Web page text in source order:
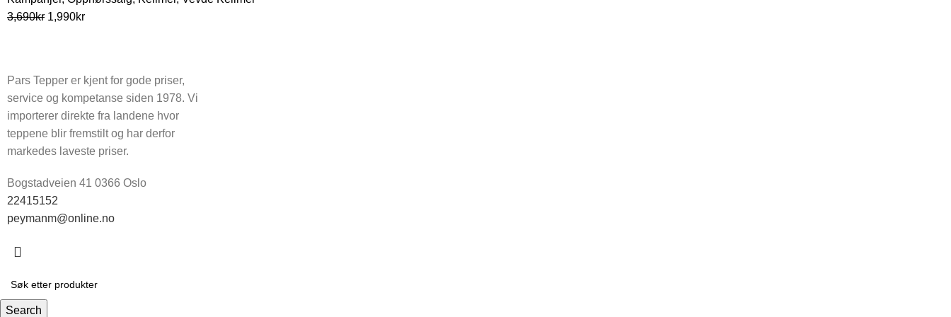
3,690kr 1,990kr
Pars Tepper er kjent for gode priser,
service og kompetanse siden 1978. Vi
importerer direkte fra landene hvor
teppene blir fremstilt og har derfor
markedes laveste priser.
Bogstadveien 41 0366 Oslo
22415152
peymanm@online.no
Search